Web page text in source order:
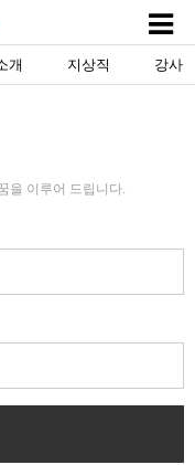
개 지상직 강사
을 이루어 드립니다.